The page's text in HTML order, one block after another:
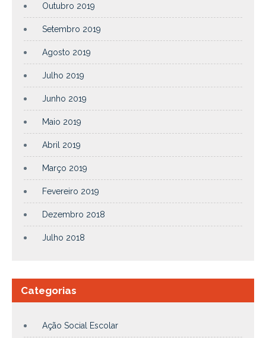
Outubro 2019
Setembro 2019
Agosto 2019
Julho 2019
Junho 2019
Maio 2019
Abril 2019
Março 2019
Fevereiro 2019
Dezembro 2018
Julho 2018
Categorias
Ação Social Escolar